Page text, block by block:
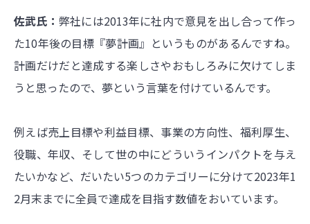
佐武氏： 弊社には2013年に社内で意見を出し合って作っ
た10年後の目標『夢計画』というものがあるんですね。
計画だけだと達成する楽しさやおもしろみに欠けてしま
うと思ったので、夢という言葉を付けているんです。
例えば売上目標や利益目標、事業の方向性、福利厚生、
役職、年収、そして世の中にどういうインパクトを与え
たいかなど、だいたい5つのカテゴリーに分けて2023年1
2月末までに全員で達成を目指す数値をおいています。